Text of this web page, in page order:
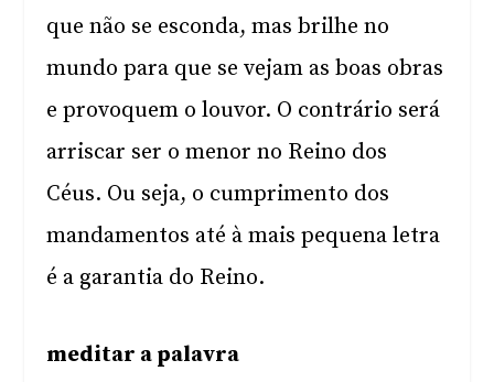
que não se esconda, mas brilhe no
mundo para que se vejam as boas obras
e provoquem o louvor. O contrário será
arriscar ser o menor no Reino dos
Céus. Ou seja, o cumprimento dos
mandamentos até à mais pequena letra
é a garantia do Reino.
meditar a palavra